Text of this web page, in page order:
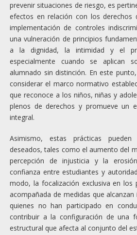
prevenir situaciones de riesgo, es
efectos en relación con los derechos
implementación de controles
una vulneración de principios
a la dignidad, la intimidad y el
especialmente cuando se aplican
alumnado sin distinción. En este
considerar el marco normativo
que reconoce a los niños, niñas y
plenos de derechos y promueve un
integral.
Asimismo, estas prácticas
deseados, tales como el aumento del
percepción de injusticia y la
confianza entre estudiantes y
modo, la focalización exclusiva en los
acompañada de medidas que
quienes no han participado en
contribuir a la configuración de una
estructural que afecta al conjunto del